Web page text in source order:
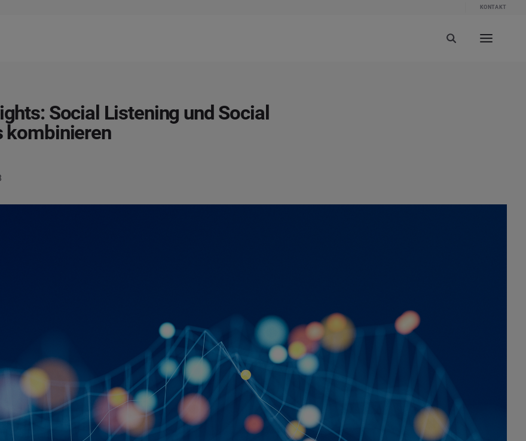
KONTAKT
Social Listening und Social
kombinieren